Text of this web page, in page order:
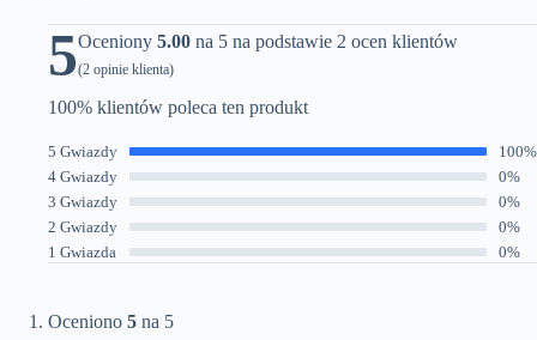
5Oceniony 5.00 na 5 na podstawie 2 ocen klientów
(2 opinie klienta)
100% klientów poleca ten produkt
5 Gwiazdy
100%
4 Gwiazdy
0%
3 Gwiazdy
0%
2 Gwiazdy
0%
1 Gwiazda
0%
Oceniono 5 na 5